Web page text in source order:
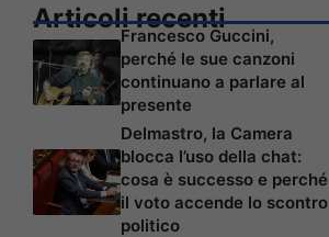
Articoli recenti
Francesco Guccini,
perché le sue canzoni
continuano a parlare al
presente
Delmastro, la Camera
blocca l’uso della chat:
cosa è successo e perché
il voto accende lo scontro
politico